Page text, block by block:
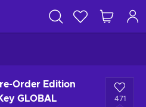
Order Edition
GLOBAL
471